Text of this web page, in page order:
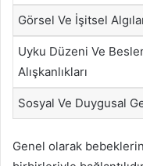
Görsel Ve İşitsel
Uyku Düzeni Ve
Alışkanlıkları
Sosyal Ve Duygusal
Genel olarak